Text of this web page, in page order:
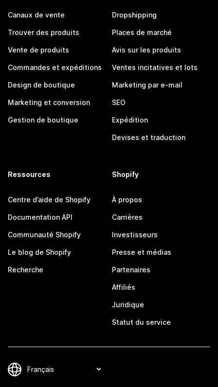
Canaux de vente
Trouver des produits
Vente de produits
Commandes et expéditions
Design de boutique
Marketing et conversion
Gestion de boutique
Dropshipping
Places de marché
Avis sur les produits
Ventes incitatives et lots
Marketing par e-mail
SEO
Expédition
Devises et traduction
Ressources
Centre d’aide de Shopify
Documentation API
Communauté Shopify
Le blog de Shopify
Recherche
Shopify
À propos
Carrières
Investisseurs
Presse et médias
Partenaires
Affiliés
Juridique
Statut du service